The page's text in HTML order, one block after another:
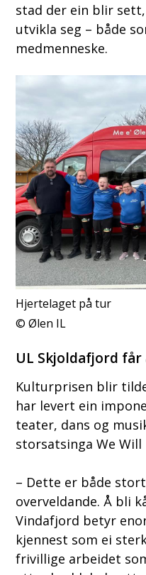
stad der ein blir
utvikla seg – både
medmenneske.
Hjertelaget på tur
Ølen IL
UL Skjoldafjord
Kulturprisen blir
har levert ein
teater, dans og
storsatsinga We Will
– Dette er både
overveldande. Å bli
Vindafjord betyr
kjennest som ei
frivillige arbeidet